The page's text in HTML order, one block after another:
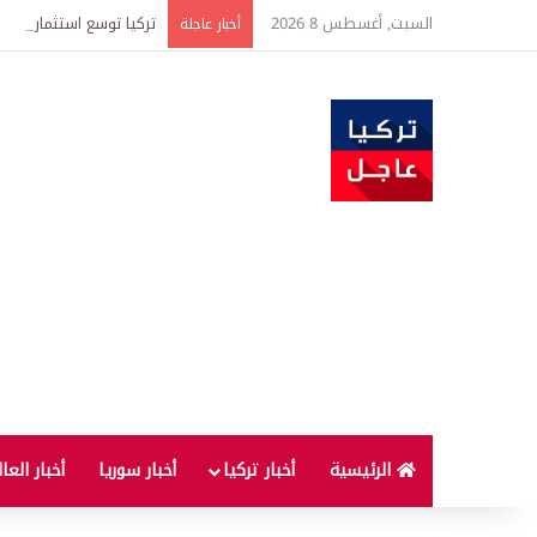
السبت, أغسطس 8 2026 أخبار عاجلة تركيا توسع استثمارات الطاقة في 3 قارات
الرئيسية أخبار تركيا أخبار سوريا أخبار